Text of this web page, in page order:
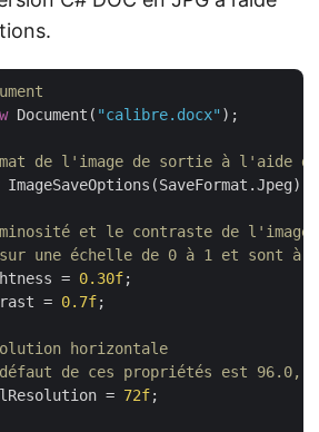
Document( "calibre.docx" );
de l'image de sortie à l'aide de
ImageSaveOptions(SaveFormat.Jpeg);
et le contraste de l'image
une échelle de 0 à 1 et sont à
= 0.30f;
= 0.7f;
horizontale
de ces propriétés est 96.0,
= 72f;